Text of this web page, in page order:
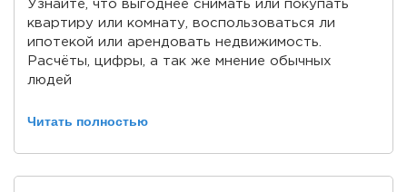
Узнайте, что выгоднее снимать или покупать
квартиру или комнату, воспользоваться ли
ипотекой или арендовать недвижимость.
Расчёты, цифры, а так же мнение обычных
людей
Читать полностью